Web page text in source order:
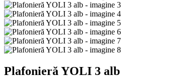
Plafonieră YOLI 3 alb